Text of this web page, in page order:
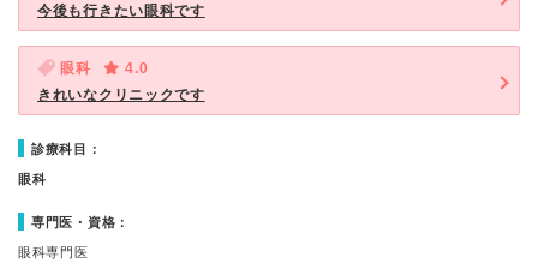
今後も行きたい眼科です
眼科
4.0
きれいなクリニックです
診療科目：
眼科
専門医・資格：
眼科専門医